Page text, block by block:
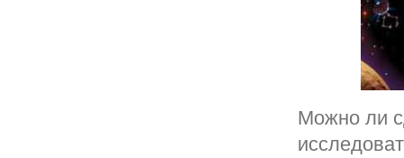
Можно ли